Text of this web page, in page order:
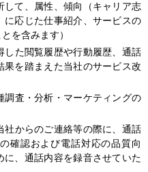
して、属性、傾向（キャリア志
に応じた仕事紹介、サービスの
を含みます）
した閲覧履歴や行動履歴、通話
を踏まえた当社のサービス改
調査・分析・マーケティングの
からのご連絡等の際に、通話
確認および電話対応の品質向
に、通話内容を録音させていた